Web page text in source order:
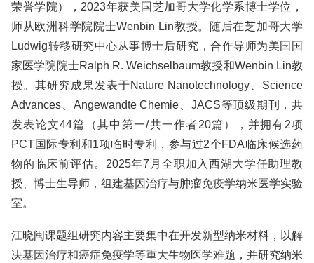
荣誉学院），2023年获美国芝加哥大学化学系博士学位，
师从欧洲科学院院士Wenbin Lin教授。随后在芝加哥大学
Ludwig转移研究中心从事博士后研究，合作导师为美国国
家医学院院士Ralph R. Weichselbaum教授和Wenbin Lin教
授。其研究成果发表于Nature Nanotechnology、Science
Advances、Angewandte Chemie、JACS等顶级期刊，共
发表论文44篇（其中第一/共一作者20篇），并拥有2项
PCT国际专利和1项临时专利，参与过2个FDA临床候选药
物的临床前评估。2025年7月全职加入西湖大学任助理教
授、博士生导师，组建基因治疗与肿瘤免疫学纳米医学实验
室。
江晓闽课题组研究内容主要集中在开发新型纳米材料，以解
决基因治疗和癌症免疫学等重大生物医学难题，并研究纳米